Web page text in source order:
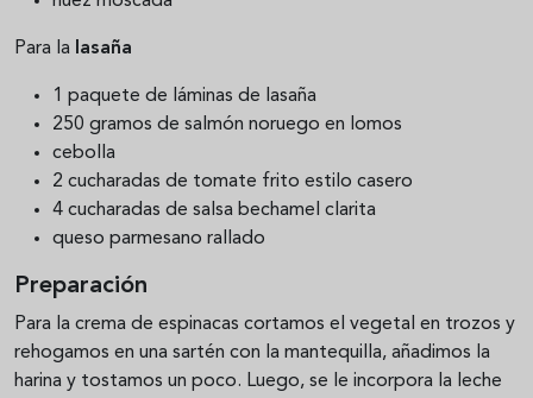
Para la lasaña
1 paquete de láminas de lasaña
250 gramos de salmón noruego en lomos
cebolla
2 cucharadas de tomate frito estilo casero
4 cucharadas de salsa bechamel clarita
queso parmesano rallado
Preparación
Para la crema de espinacas cortamos el vegetal en trozos y
rehogamos en una sartén con la mantequilla, añadimos la
harina y tostamos un poco. Luego, se le incorpora la leche